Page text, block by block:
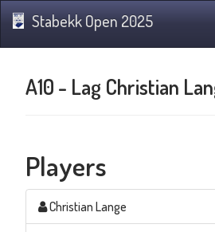
Stabekk Open 2025
A10 - Lag Christian
Players
Christian Lange